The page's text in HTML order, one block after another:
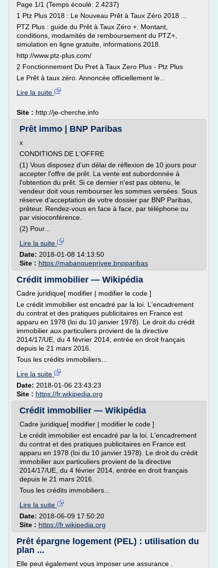
Page 1/1 (Temps écoulé: 2.4237)
1 Ptz Plus 2018 : Le Nouveau Prêt à Taux Zéro 2018 ...
PTZ Plus : guide du Prêt à Taux Zéro +. Montant,
conditions, modamités de remboursement du PTZ+,
simulation en ligne gratuite, informations.2018.
http://www.ptz-plus.com/
2 Fonctionnement Du Pret à Taux Zero Plus - Ptz Plus
Le Prêt à taux zéro. Annoncée officiellement le...
Lire la suite
Site : http://je-cherche.info
Prêt immo | BNP Paribas
x
CONDITIONS DE L'OFFRE
(1) Vous disposez d'un délai de réflexion de 10 jours pour
accepter l'offre de prêt. La vente est subordonnée à
l'obtention du prêt. Si ce dernier n'est pas obtenu, le
vendeur doit vous rembourser les sommes versées. Sous
réserve d'acceptation de votre dossier par BNP Paribas,
prêteur. Rendez-vous en face à face, par téléphone ou
par visioconférence.
(2) Pour...
Lire la suite
Date: 2018-01-08 14:13:50
Site : https://mabanqueprivee.bnpparibas
Crédit immobilier — Wikipédia
Cadre juridique[ modifier | modifier le code ]
Le crédit immobilier est encadré par la loi. L'encadrement
du contrat et des pratiques publicitaires en France est
apparu en 1978 (loi du 10 janvier 1978). Le droit du crédit
immobilier aux particuliers provient de la directive
2014/17/UE, du 4 février 2014, entrée en droit français
depuis le 21 mars 2016.
Tous les crédits immobiliers...
Lire la suite
Date: 2018-01-06 23:43:23
Site : https://fr.wikipedia.org
Crédit immobilier — Wikipédia
Cadre juridique[ modifier | modifier le code ]
Le crédit immobilier est encadré par la loi. L'encadrement
du contrat et des pratiques publicitaires en France est
apparu en 1978 (loi du 10 janvier 1978). Le droit du crédit
immobilier aux particuliers provient de la directive
2014/17/UE, du 4 février 2014, entrée en droit français
depuis le 21 mars 2016.
Tous les crédits immobiliers...
Lire la suite
Date: 2018-06-09 17:50:20
Site : https://fr.wikipedia.org
Prêt épargne logement (PEL) : utilisation du
plan ...
Elle peut également vous imposer une assurance .